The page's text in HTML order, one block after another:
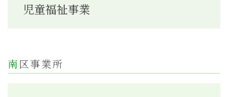
児童福祉事業
南区事業所